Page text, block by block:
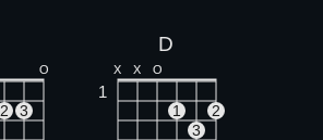
O
2 3
D
X X O
1
1
2
3